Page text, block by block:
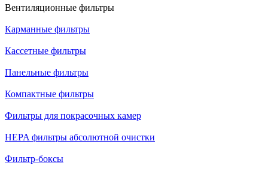
Вентиляционные фильтры
Карманные фильтры
Кассетные фильтры
Панельные фильтры
Компактные фильтры
Фильтры для покрасочных камер
HEPA фильтры абсолютной очистки
Фильтр-боксы